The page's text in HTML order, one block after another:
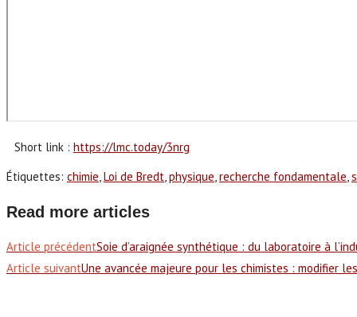
Short link : https://lmc.today/3nrg
Étiquettes: chimie, Loi de Bredt, physique, recherche fondamentale,
Read more articles
Article précédentSoie d’araignée synthétique : du laboratoire à
Article suivantUne avancée majeure pour les chimistes : modifier